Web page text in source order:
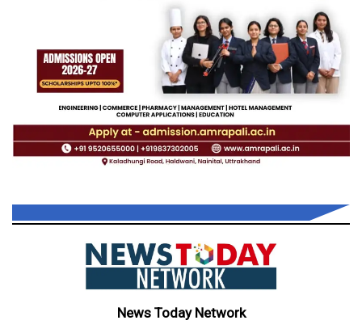
News Today Network